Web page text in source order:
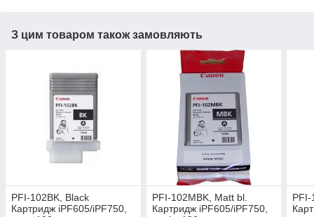
З цим товаром також замовляють
PFI-102BK, Black
Картридж iPF605/iPF750,
PFI-102MBK, Matt bl.
Картридж iPF605/iPF750,
PFI-